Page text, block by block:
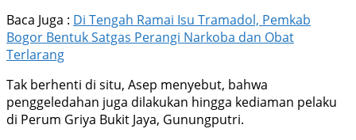
Baca Juga : Di Tengah Ramai Isu Tramadol, Pemkab
Bogor Bentuk Satgas Perangi Narkoba dan Obat
Terlarang
Tak berhenti di situ, Asep menyebut, bahwa
penggeledahan juga dilakukan hingga kediaman pelaku
di Perum Griya Bukit Jaya, Gunungputri.